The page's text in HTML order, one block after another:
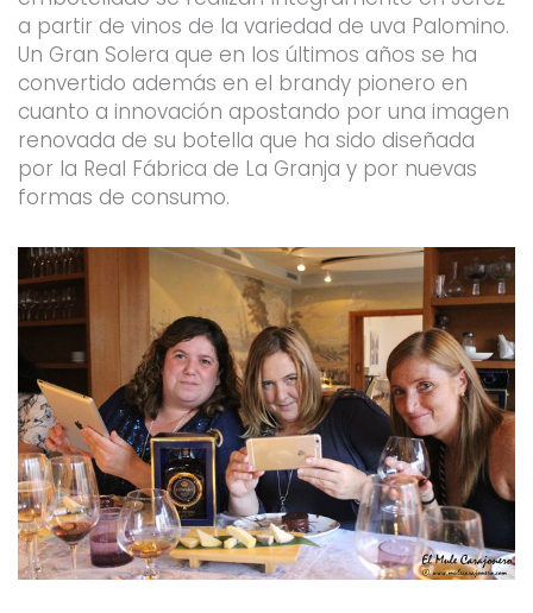
a partir de vinos de la variedad de uva Palomino.
Un Gran Solera que en los últimos años se ha
convertido además en el brandy pionero en
cuanto a innovación apostando por una imagen
renovada de su botella que ha sido diseñada
por la Real Fábrica de La Granja y por nuevas
formas de consumo.